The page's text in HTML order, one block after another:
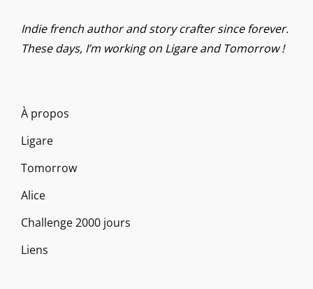
Indie french author and story crafter since forever.
These days, I’m working on Ligare and Tomorrow !
À propos
Ligare
Tomorrow
Alice
Challenge 2000 jours
Liens